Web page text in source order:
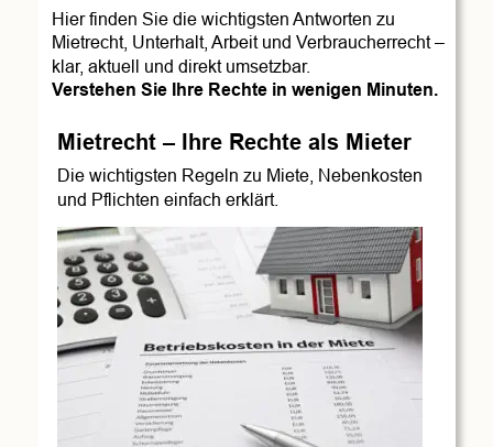
Hier finden Sie die wichtigsten Antworten zu
Mietrecht, Unterhalt, Arbeit und Verbraucherrecht –
klar, aktuell und direkt umsetzbar.
Verstehen Sie Ihre Rechte in wenigen Minuten.
Mietrecht – Ihre Rechte als Mieter
Die wichtigsten Regeln zu Miete, Nebenkosten
und Pflichten einfach erklärt.